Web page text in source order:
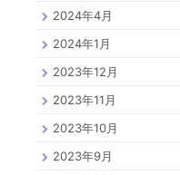
2024年4月
2024年1月
2023年12月
2023年11月
2023年10月
2023年9月